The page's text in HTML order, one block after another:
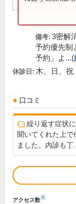
備考: 3密解
予約優先制
予約」よ...(
休診日: 木、日、祝
口コミ
繰り返す症状
聞いてくれた上で
ました。内診も丁...
アクセス数※